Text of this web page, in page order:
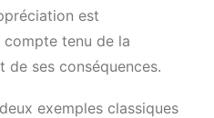
est
tenu de la
ses conséquences.
exemples classiques